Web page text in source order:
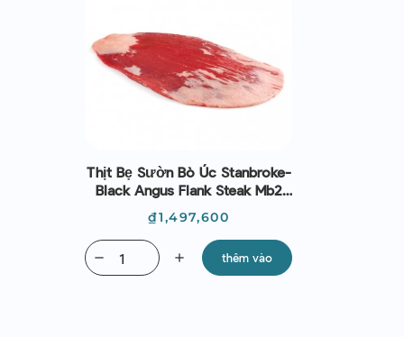
Thịt Bẹ Sườn Bò Úc Stanbroke-
Black Angus Flank Steak Mb2
Giá
₫1,497,600
add
remove thêm vào